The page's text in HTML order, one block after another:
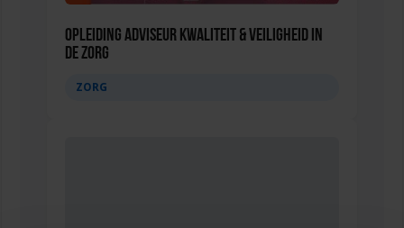
Opleiding Adviseur Kwaliteit & Veiligheid in
de zorg
ZORG